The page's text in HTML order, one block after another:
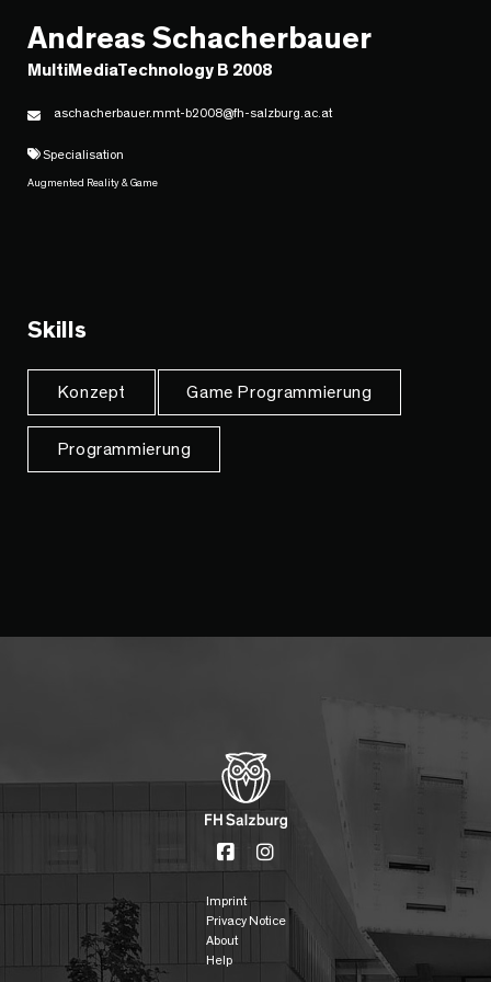
Andreas Schacherbauer
MultiMediaTechnology B 2008
aschacherbauer.mmt-b2008@fh-salzburg.ac.at
Specialisation
Augmented Reality & Game
Skills
Konzept Game Programmierung
Programmierung
Imprint
Privacy Notice
About
Help